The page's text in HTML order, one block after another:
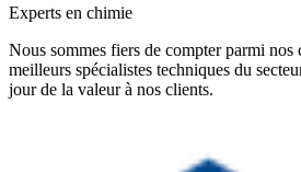
Experts en chimie
Nous sommes fiers de compter parmi nos
meilleurs spécialistes techniques du
jour de la valeur à nos clients.